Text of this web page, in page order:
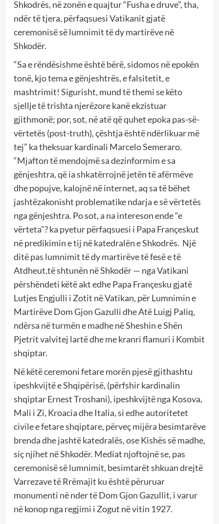
Shkodrës, në zonën e quajtur “Fusha e druve”, tha,
ndër të tjera, përfaqsuesi Vatikanit gjatë
ceremonisë së lumnimit të dy martirëve në
Shkodër.
“Sa e rëndësishme është bërë, sidomos në epokën
tonë, kjo tema e gënjeshtrës, e falsitetit, e
mashtrimit! Sigurisht, mund të themi se këto
sjellje të trishta njerëzore kanë ekzistuar
gjithmonë; por, sot, në atë që quhet epoka pas-së-
vërtetës (post-truth), çështja është ndërlikuar më
tej” ka theksuar kardinali Marcelo Semeraro.
“Mjafton të mendojmë sa dezinformim e sa
gënjeshtra, që ia shkatërrojnë jetën të afërmëve
dhe popujve, kalojnë në internet, aq sa të bëhet
jashtëzakonisht problematike ndarja e së vërtetës
nga gënjeshtra. Po sot, a na intereson ende “e
vërteta”? ka pyetur përfaqsuesi i Papa Françeskut
në predikimin e tij në katedralën e Shkodrës. Një
ditë pas lumnimit të dy martirëve të fesë e të
Atdheut,të shtunën në Shkodër — nga Vatikani
përshëndeti këtë akt edhe Papa Françesku gjatë
Lutjes Engjulli i Zotit në Vatikan, për Lumnimin e
Martirëve Dom Gjon Gazulli dhe Atë Luigj Paliq,
ndërsa në turmën e madhe në Sheshin e Shën
Pjetrit valvitej lartë dhe me kranri flamuri i Kombit
shqiptar.
Në këtë ceremoni fetare morën pjesë gjithashtu
ipeshkvijtë e Shqipërisë, (përfshir kardinalin
shqiptar Ernest Troshani), ipeshkvijtë nga Kosova,
Mali i Zi, Kroacia dhe Italia, si edhe autoritetet
civile e fetare shqiptare, përveç mijëra besimtarëve
brenda dhe jashtë katedralës, ose Kishës së madhe,
siç njihet në Shkodër. Mediat njoftojnë se, pas
ceremonisë së lumnimit, besimtarët shkuan drejtë
Varrezave të Rrëmajit ku është përuruar
monumenti në nder të Dom Gjon Gazullit, i varur
në konop nga regjimi i Zogut në vitin 1927.